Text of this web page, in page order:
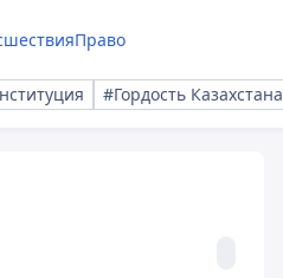
Право
#Гордость Казахстана